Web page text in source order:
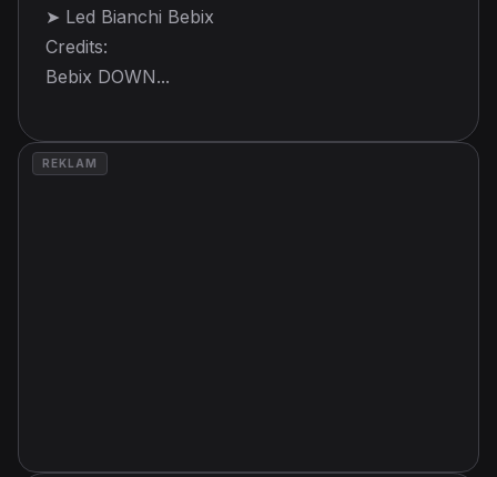
➤ Led Bianchi Bebix
Credits:
Bebix DOWN...
REKLAM